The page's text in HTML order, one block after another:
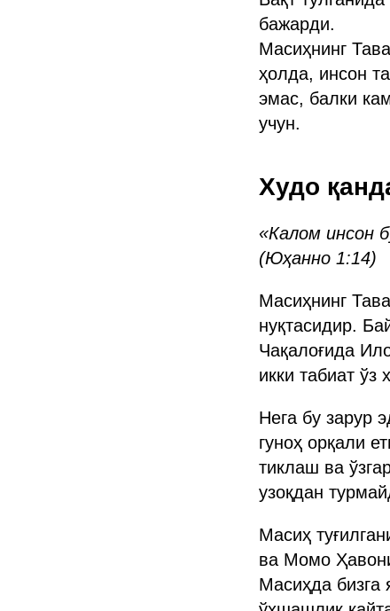
бажарди.
Масиҳнинг
ҳолда, инсон
эмас, балки
учун.
Худо
«Калом инсон
(Юҳанно 1:14)
Масиҳнинг
нуқтасидир.
Чақалоғида
икки табиат ўз
Нега бу зарур
гуноҳ орқали
тиклаш ва
узоқдан
Масиҳ
ва Момо
Масиҳда